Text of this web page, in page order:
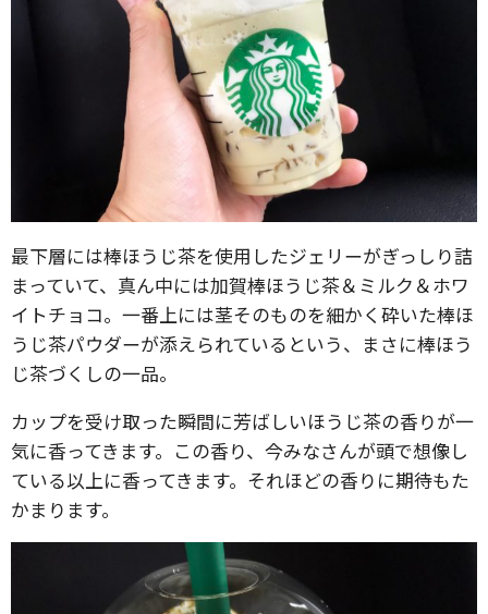
最下層には棒ほうじ茶を使用したジェリーがぎっしり詰
まっていて、真ん中には加賀棒ほうじ茶＆ミルク＆ホワ
イトチョコ。一番上には茎そのものを細かく砕いた棒ほ
うじ茶パウダーが添えられているという、まさに棒ほう
じ茶づくしの一品。
カップを受け取った瞬間に芳ばしいほうじ茶の香りが一
気に香ってきます。この香り、今みなさんが頭で想像し
ている以上に香ってきます。それほどの香りに期待もた
かまります。